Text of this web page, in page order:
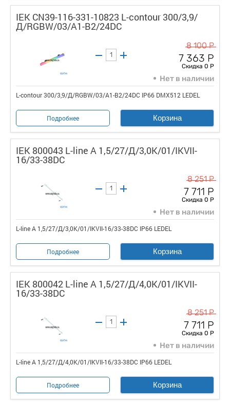
IEK CN39-116-331-10823 L-contour 300/3,9/
Д/RGBW/03/A1-B2/24DC
8 100 Р
7 363 Р
Скидка 0 Р
Нет в наличии
L-contour 300/3,9/Д/RGBW/03/A1-B2/24DC IP66 DMX512 LEDEL
Подробнее Корзина
IEK 800043 L-line А 1,5/27/Д/3,0К/01/IKVII-
16/33-38DC
8 251 Р
7 711 Р
Скидка 0 Р
Нет в наличии
L-line А 1,5/27/Д/3,0К/01/IKVII-16/33-38DC IP66 LEDEL
Подробнее Корзина
IEK 800042 L-line А 1,5/27/Д/4,0К/01/IKVII-
16/33-38DC
8 251 Р
7 711 Р
Скидка 0 Р
Нет в наличии
L-line А 1,5/27/Д/4,0К/01/IKVII-16/33-38DC IP66 LEDEL
Подробнее Корзина